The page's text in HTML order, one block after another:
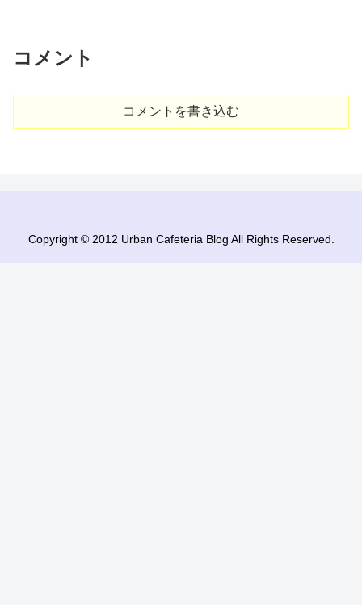
コメント
コメントを書き込む
Copyright © 2012 Urban Cafeteria Blog All Rights Reserved.